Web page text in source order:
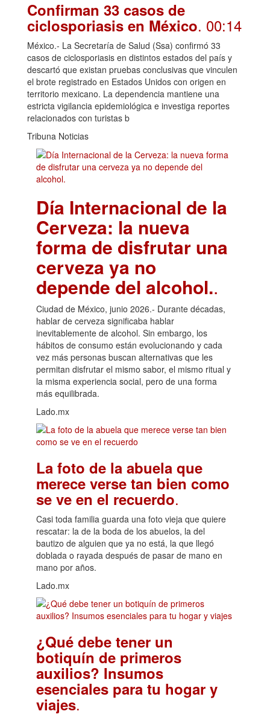
Confirman 33 casos de
ciclosporiasis en México. 00:14
México.- La Secretaría de Salud (Ssa) confirmó 33
casos de ciclosporiasis en distintos estados del país y
descartó que existan pruebas conclusivas que vinculen
el brote registrado en Estados Unidos con origen en
territorio mexicano. La dependencia mantiene una
estricta vigilancia epidemiológica e investiga reportes
relacionados con turistas b
Tribuna Noticias
Día Internacional de la
Cerveza: la nueva
forma de disfrutar una
cerveza ya no
depende del alcohol..
Ciudad de México, junio 2026.- Durante décadas,
hablar de cerveza significaba hablar
inevitablemente de alcohol. Sin embargo, los
hábitos de consumo están evolucionando y cada
vez más personas buscan alternativas que les
permitan disfrutar el mismo sabor, el mismo ritual y
la misma experiencia social, pero de una forma
más equilibrada.
Lado.mx
La foto de la abuela que
merece verse tan bien como
se ve en el recuerdo.
Casi toda familia guarda una foto vieja que quiere
rescatar: la de la boda de los abuelos, la del
bautizo de alguien que ya no está, la que llegó
doblada o rayada después de pasar de mano en
mano por años.
Lado.mx
¿Qué debe tener un
botiquín de primeros
auxilios? Insumos
esenciales para tu hogar y
viajes.